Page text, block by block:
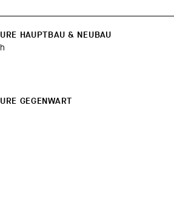
HAUPTBAU & NEUBAU
GEGENWART